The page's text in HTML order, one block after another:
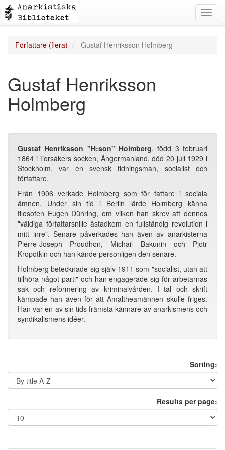
Författare (flera) Gustaf Henriksson Holmberg
Gustaf Henriksson
Holmberg
Gustaf Henriksson "H:son" Holmberg, född 3 februari
1864 i Torsåkers socken, Ångermanland, död 20 juli 1929 i
Stockholm, var en svensk tidningsman, socialist och
författare.
Från 1906 verkade Holmberg som för fattare i sociala
ämnen. Under sin tid i Berlin lärde Holmberg känna
filosofen Eugen Dühring, om vilken han skrev att dennes
"väldiga författarsnille åstadkom en fullständig revolution i
mitt inre". Senare påverkades han även av anarkisterna
Pierre-Joseph Proudhon, Michail Bakunin och Pjotr
Kropotkin och han kände personligen den senare.
Holmberg betecknade sig själv 1911 som "socialist, utan att
tillhöra något parti" och han engagerade sig för arbetarnas
sak och reformering av kriminalvården. I tal och skrift
kämpade han även för att Amaltheamännen skulle friges.
Han var en av sin tids främsta kännare av anarkismens och
syndikalismens idéer.
Sorting:
Results per page: